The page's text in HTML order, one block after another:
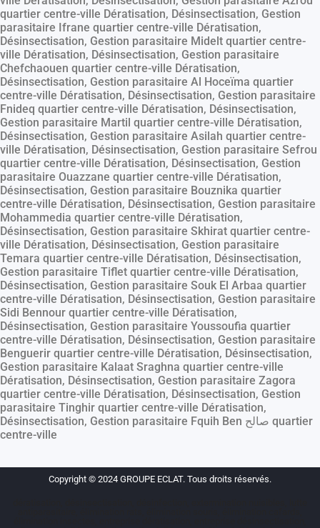
quartier centre-ville Dératisation, Désinsectisation, Gestion
parasitaire Ifrane quartier centre-ville Dératisation,
Désinsectisation, Gestion parasitaire Midelt quartier centre-
ville Dératisation, Désinsectisation, Gestion parasitaire
Chefchaouen quartier centre-ville Dératisation,
Désinsectisation, Gestion parasitaire Al Hoceïma quartier
centre-ville Dératisation, Désinsectisation, Gestion parasitaire
Fnideq quartier centre-ville Dératisation, Désinsectisation,
Gestion parasitaire Martil quartier centre-ville Dératisation,
Désinsectisation, Gestion parasitaire Asilah quartier centre-
ville Dératisation, Désinsectisation, Gestion parasitaire Sefrou
quartier centre-ville Dératisation, Désinsectisation, Gestion
parasitaire Ouazzane quartier centre-ville Dératisation,
Désinsectisation, Gestion parasitaire Bouznika quartier
centre-ville Dératisation, Désinsectisation, Gestion parasitaire
Mohammedia quartier centre-ville Dératisation,
Désinsectisation, Gestion parasitaire Skhirat quartier centre-
ville Dératisation, Désinsectisation, Gestion parasitaire
Temara quartier centre-ville Dératisation, Désinsectisation,
Gestion parasitaire Tiflet quartier centre-ville Dératisation,
Désinsectisation, Gestion parasitaire Souk El Arbaa quartier
centre-ville Dératisation, Désinsectisation, Gestion parasitaire
Sidi Bennour quartier centre-ville Dératisation,
Désinsectisation, Gestion parasitaire Youssoufia quartier
centre-ville Dératisation, Désinsectisation, Gestion parasitaire
Benguerir quartier centre-ville Dératisation, Désinsectisation,
Gestion parasitaire Kalaat Sraghna quartier centre-ville
Dératisation, Désinsectisation, Gestion parasitaire Zagora
quartier centre-ville Dératisation, Désinsectisation, Gestion
parasitaire Tinghir quartier centre-ville Dératisation,
Désinsectisation, Gestion parasitaire Fquih Ben صالح quartier
centre-ville
Copyright © 2024 GROUPE ECLAT. Tous droits réservés.